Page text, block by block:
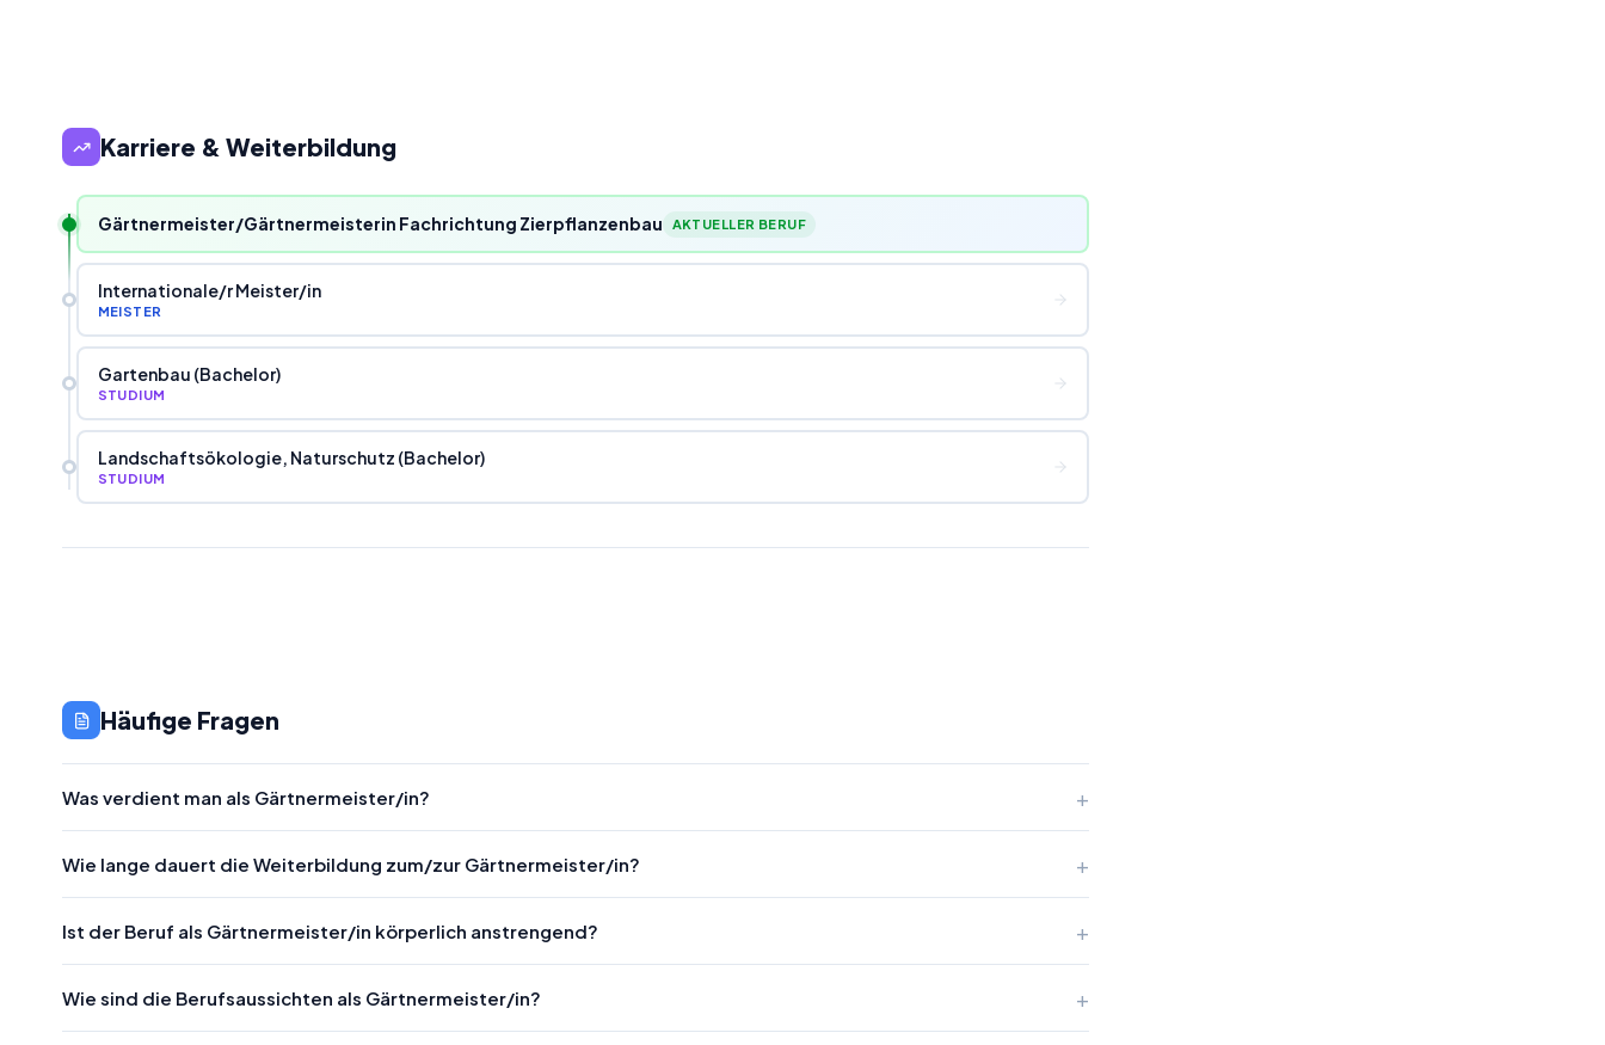
Karriere & Weiterbildung
Gärtnermeister/Gärtnermeisterin Fachrichtung Zierpflanzenbau AKTUELLER BERUF
Internationale/r Meister/in
MEISTER
Gartenbau (Bachelor)
STUDIUM
Landschaftsökologie, Naturschutz (Bachelor)
STUDIUM
Häufige Fragen
Was verdient man als Gärtnermeister/in?
Wie lange dauert die Weiterbildung zum/zur Gärtnermeister/in?
Ist der Beruf als Gärtnermeister/in körperlich anstrengend?
Wie sind die Berufsaussichten als Gärtnermeister/in?